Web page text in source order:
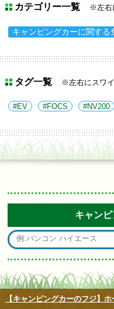
カテゴリー一覧 ※左右
キャンピングカーに関する
タグ一覧 ※左右にスワ
EV FOCS NV200
キャン
【キャンピングカーのフジ】ホ